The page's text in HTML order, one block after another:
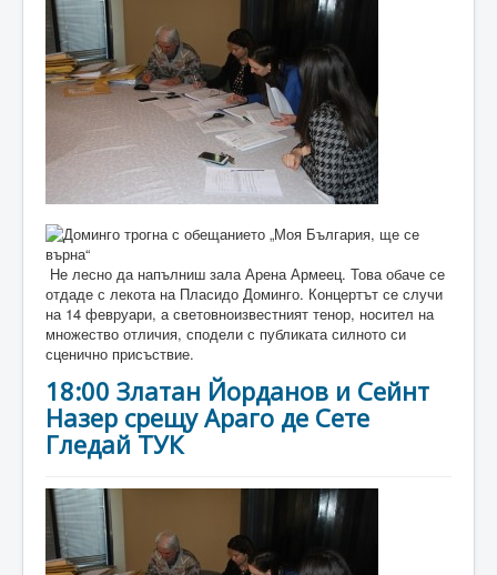
Не лесно да напълниш зала Арена Армеец. Това обаче се
отдаде с лекота на Пласидо Доминго. Концертът се случи
на 14 февруари, а световноизвестният тенор, носител на
множество отличия, сподели с публиката силното си
сценично присъствие.
18:00 Златан Йорданов и Сейнт
Назер срещу Араго де Сете
Гледай ТУК